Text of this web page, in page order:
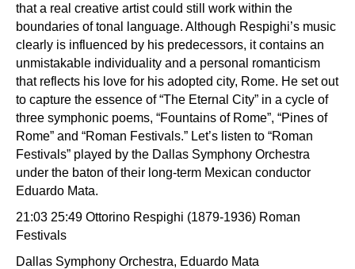
that a real creative artist could still work within the
boundaries of tonal language. Although Respighi’s music
clearly is influenced by his predecessors, it contains an
unmistakable individuality and a personal romanticism
that reflects his love for his adopted city, Rome. He set out
to capture the essence of “The Eternal City” in a cycle of
three symphonic poems, “Fountains of Rome”, “Pines of
Rome” and “Roman Festivals.” Let’s listen to “Roman
Festivals” played by the Dallas Symphony Orchestra
under the baton of their long-term Mexican conductor
Eduardo Mata.
21:03 25:49 Ottorino Respighi (1879-1936) Roman
Festivals
Dallas Symphony Orchestra, Eduardo Mata